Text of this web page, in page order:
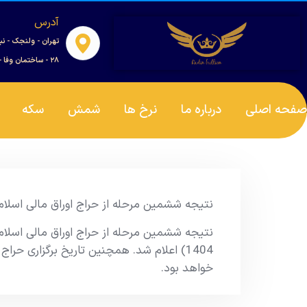
آدرس
تهران - ولنجک -
۲۸ - ساختمان وفا - واحد ۰۰۱
صفحه اصلی درباره ما نرخ ها شمش سکه
نتیجه ششمین مرحله از حراج اوراق مالی اسلامی دولتی در سال 1404
خواهد بود.